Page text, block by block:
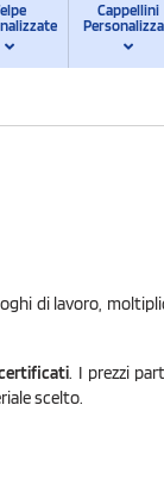
Cappellini
di lavoro,
. I prezzi
scelto.